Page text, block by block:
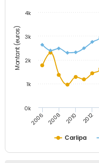
Montant (euros)
Carlipa
2006 2008 2010 2012
0k
1k
2k
3k
4k